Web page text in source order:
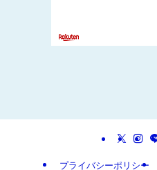
プライバシーポリシー